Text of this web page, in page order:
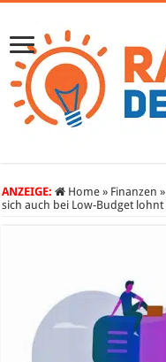
ANZEIGE: Home » Finanzen »
sich auch bei Low-Budget lohnt